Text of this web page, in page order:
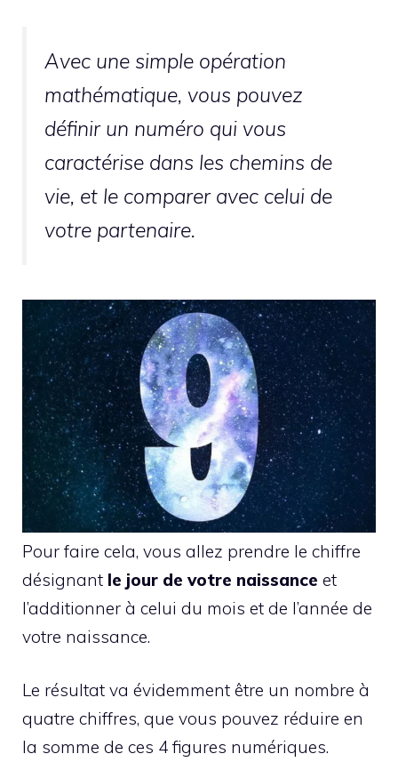
Avec une simple opération
mathématique, vous pouvez
définir un numéro qui vous
caractérise dans les chemins de
vie, et le comparer avec celui de
votre partenaire.
Pour faire cela, vous allez prendre le chiffre
désignant le jour de votre naissance et
l’additionner à celui du mois et de l’année de
votre naissance.
Le résultat va évidemment être un nombre à
quatre chiffres, que vous pouvez réduire en
la somme de ces 4 figures numériques.